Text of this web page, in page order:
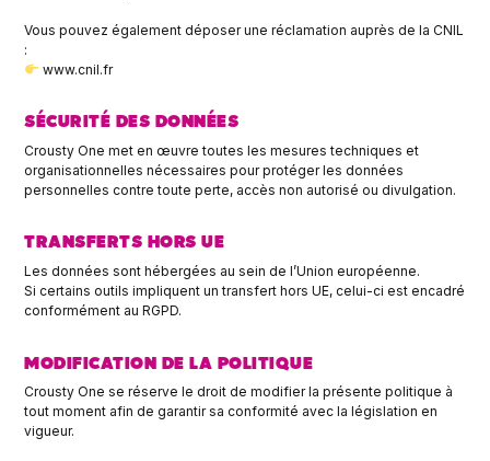
Vous pouvez également déposer une réclamation auprès de la CNIL
:
www.cnil.fr
SÉCURITÉ DES DONNÉES
Crousty One met en œuvre toutes les mesures techniques et
organisationnelles nécessaires pour protéger les données
personnelles contre toute perte, accès non autorisé ou divulgation.
TRANSFERTS HORS UE
Les données sont hébergées au sein de l’Union européenne.
Si certains outils impliquent un transfert hors UE, celui-ci est encadré
conformément au RGPD.
MODIFICATION DE LA POLITIQUE
Crousty One se réserve le droit de modifier la présente politique à
tout moment afin de garantir sa conformité avec la législation en
vigueur.